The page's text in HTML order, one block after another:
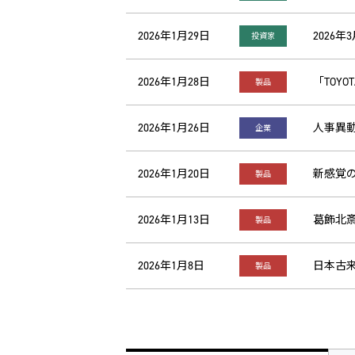
2026年1月29日 投資家 2026年
2026年1月28日 製品 「
2026年1月26日 企業 人事異
2026年1月20日 製品 新感覚
2026年1月13日 製品 葛飾北
2026年1月8日 製品 日本古